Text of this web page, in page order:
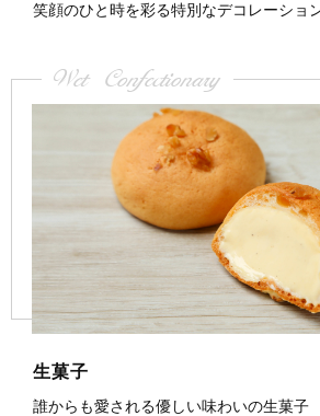
笑顔のひと時を彩る特別なデコレーショ
Wet Confectionary
生菓子
誰からも愛される優しい味わいの生菓子